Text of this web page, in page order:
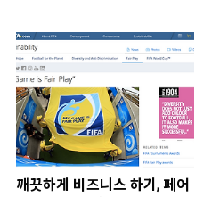
깨끗하게 비즈니스 하기, 페어